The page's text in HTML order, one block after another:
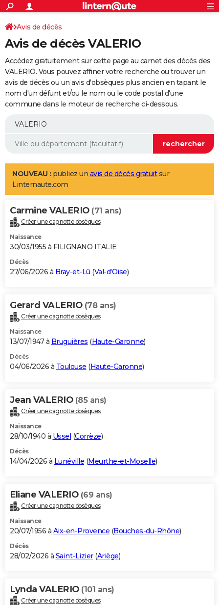
ACTUALITÉS
Politique
Société
Faits Divers
Education
Monde
Villes
+
SPORT
Coupe du monde 2026
Football
Tennis
Cyclisme
Rugby
Forum
Programme TV
TNT
Streaming
Cinéma
Sorties cinéma
Musique
+
FINANCE
Retraite
Epargne
Immobilier
Risques naturels par ville
Banque
Assurance
AUTO
Essais
Réserver un essai
Citadines
Berlines
SUV
Forum auto
+
Mobiles
Meilleur smartphone
Internet
Ordinateurs
Jeux vidéo
Guide high-tech
Aménagement intérieur
LIFESTYLE
Art de vivre
Bien-être
Loisirs
Mode
Modes de vie
Alimentation
Guide de la santé
Maladies
Médicaments
Sommeil
VOYAGE
Destinations
City break
Voyage nature
Voyage de noces
Forum
Climat
+PHOTO
GUIDES D'ACHAT
BONS PLANS
Carte de Noël
Carte Bonne année
Carte Saint-Valentin
Carte Pâques
Carte d'anniversaire
DICTIONNAIRE
Dictionnaire
Biographies
Citations
Expressions
Proverbes
PROGRAMME TV
S'inscrire
Se connecter
Lycées
Collèges
Primaires
Universités
Entreprises
Service militaire
Avis de recherche
AVIS DE DÉCÈS
Bricolage
Lifestyle
Culture
Sport
Auto
Television
Voyage
Cinema
Avis de décès
Avis de décès VALERIO
Accédez gratuitement sur cette page au carnet des décès des
VALERIO. Vous pouvez affiner votre recherche ou trouver un
avis de décès ou un avis d'obsèques plus ancien en tapant le
nom d'un défunt et/ou le nom ou le code postal d'une
commune dans le moteur de recherche ci-dessous.
NOUVEAU : publiez un avis de décès gratuitsur
Linternaute.com
Carmine VALERIO (71 ans)
Créer une cagnotte obsèques
Naissance
30/03/1955 à FILIGNANO ITALIE
Décès
27/06/2026 à Bray-et-Lû (Val-d'Oise)
Gerard VALERIO (78 ans)
Créer une cagnotte obsèques
Naissance
13/07/1947 à Bruguières (Haute-Garonne)
Décès
04/06/2026 à Toulouse (Haute-Garonne)
Jean VALERIO (85 ans)
Créer une cagnotte obsèques
Naissance
28/10/1940 à Ussel (Corrèze)
Décès
14/04/2026 à Lunéville (Meurthe-et-Moselle)
Eliane VALERIO (69 ans)
Créer une cagnotte obsèques
Naissance
20/07/1956 à Aix-en-Provence (Bouches-du-Rhône)
Décès
28/02/2026 à Saint-Lizier(Ariège)
Lynda VALERIO (101 ans)
Créer une cagnotte obsèques